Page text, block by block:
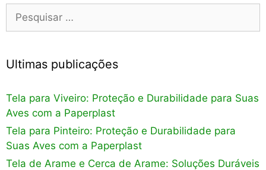
por:
Ultimas publicações
Tela para Viveiro: Proteção e Durabilidade para Suas
Aves com a Paperplast
Tela para Pinteiro: Proteção e Durabilidade para
Suas Aves com a Paperplast
Tela de Arame e Cerca de Arame: Soluções Duráveis